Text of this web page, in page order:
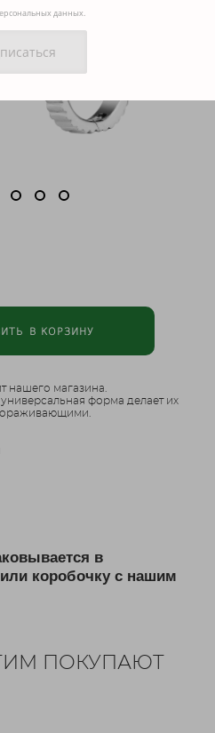
В КОРЗИНУ
нашего магазина.
форма делает их
в
коробочку с нашим
ПОКУПАЮТ
данных.